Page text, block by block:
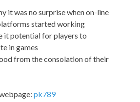
it was no surprise when on-line
started working
it potential for players to
in games
from the consolation of their
pk789